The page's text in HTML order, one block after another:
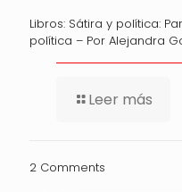
Libros: Sátira y política:
política – Por Alejandra
Leer más
2 Comments